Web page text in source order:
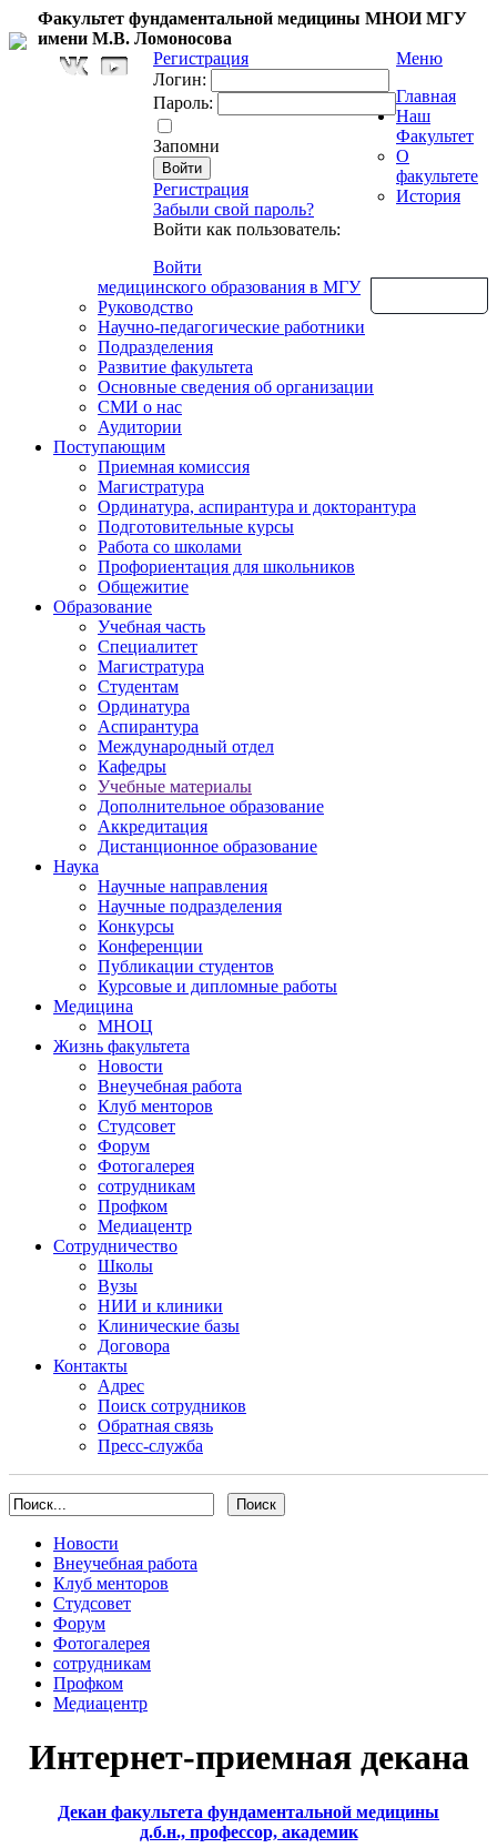
Факультет фундаментальной медицины МНОИ МГУ
имени М.В. Ломоносова
Регистрация
Логин:
Пароль:
Запомни
Регистрация
Забыли свой пароль?
Войти как пользователь:
Войти
Меню
Главная
Наш
Факультет
О
факультете
История
медицинского образования в МГУ
Руководство
Научно-педагогические работники
Подразделения
Развитие факультета
Основные сведения об организации
СМИ о нас
Аудитории
Поступающим
Приемная комиссия
Магистратура
Ординатура, аспирантура и докторантура
Подготовительные курсы
Работа со школами
Профориентация для школьников
Общежитие
Образование
Учебная часть
Специалитет
Магистратура
Студентам
Ординатура
Аспирантура
Международный отдел
Кафедры
Учебные материалы
Дополнительное образование
Аккредитация
Дистанционное образование
Наука
Научные направления
Научные подразделения
Конкурсы
Конференции
Публикации студентов
Курсовые и дипломные работы
Медицина
МНОЦ
Жизнь факультета
Новости
Внеучебная работа
Клуб менторов
Студсовет
Форум
Фотогалерея
сотрудникам
Профком
Медиацентр
Сотрудничество
Школы
Вузы
НИИ и клиники
Клинические базы
Договора
Контакты
Адрес
Поиск сотрудников
Обратная связь
Пресс-служба
Новости
Внеучебная работа
Клуб менторов
Студсовет
Форум
Фотогалерея
сотрудникам
Профком
Медиацентр
Интернет-приемная декана
Декан факультета фундаментальной медицины
д.б.н., профессор, академик